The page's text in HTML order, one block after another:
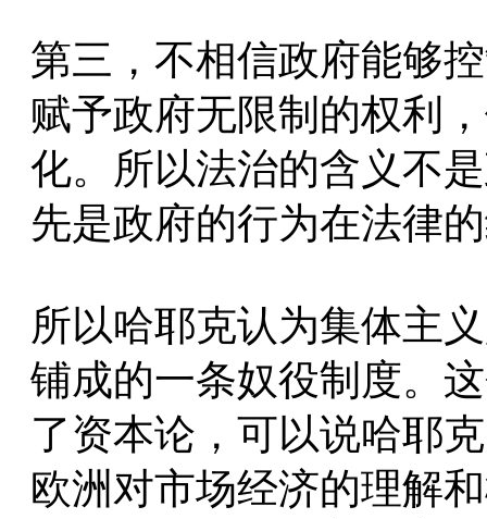
第三，不相信政府能够
赋予政府无限制的权利
化。所以法治的含义不
先是政府的行为在法律
所以哈耶克认为集体主
铺成的一条奴役制度。
了资本论，可以说哈耶
欧洲对市场经济的理解